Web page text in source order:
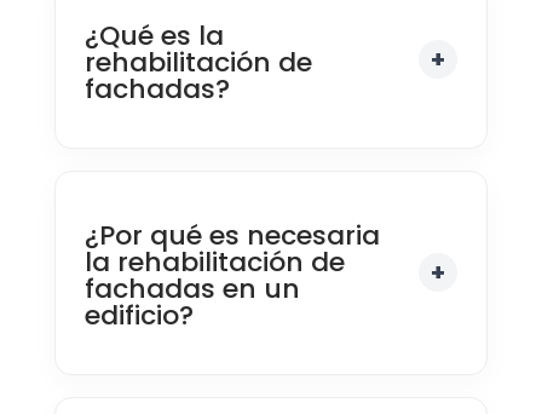
¿Qué es la
rehabilitación de
fachadas?
¿Por qué es necesaria
la rehabilitación de
fachadas en un
edificio?